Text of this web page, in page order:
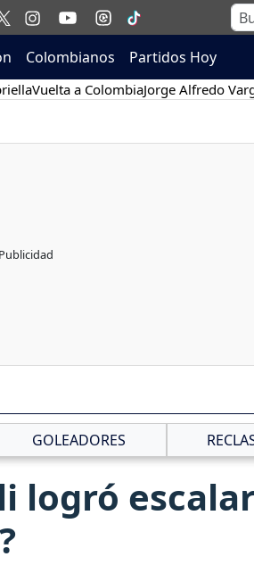
Colombianos Partidos Hoy
Vuelta a ColombiaJorge Alfredo
GOLEADORES
logró